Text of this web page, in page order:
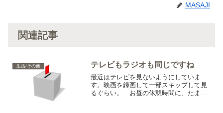
MASAJI
関連記事
生活/その他 テレビもラジオも同じですね
最近はテレビを見ないようにしていま
す。映画を録画して一部スキップして見
るぐらい。 お昼の休憩時間に、たまに